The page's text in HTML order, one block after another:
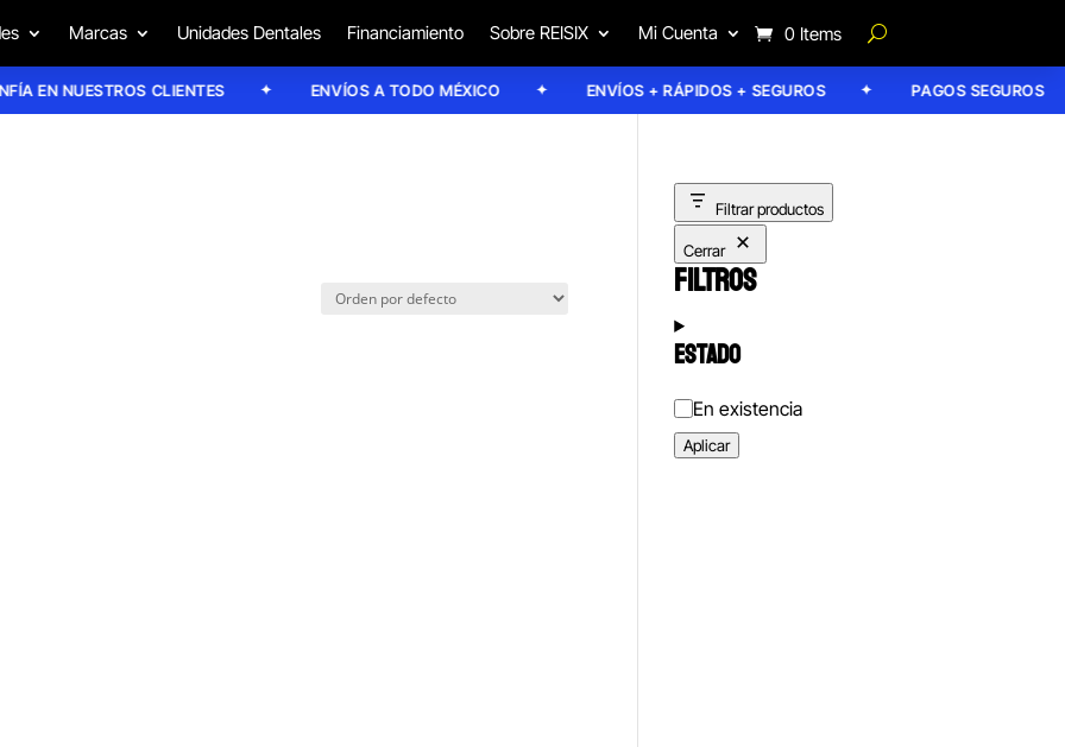
Marcas Unidades Dentales Financiamiento Sobre REISIX Mi Cuenta 0 Items
EN NUESTROS CLIENTES ENVÍOS A TODO MÉXICO ENVÍOS + RÁPIDOS + SEGUROS PAGOS SEGUROS
Filtrar productos
Cerrar
FILTROS
ESTADO
Estado
En existencia
Aplicar